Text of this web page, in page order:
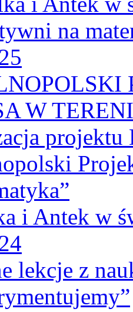
na
W
i Antek w
lekcje z